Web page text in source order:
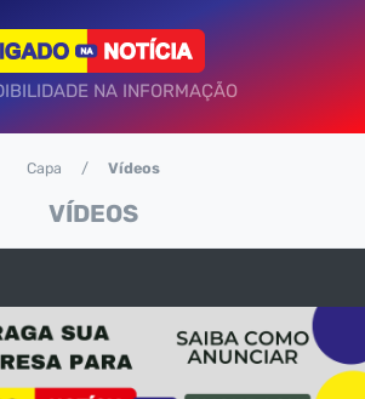
NA INFORMAÇÃO
VÍDEOS
Capa Vídeos